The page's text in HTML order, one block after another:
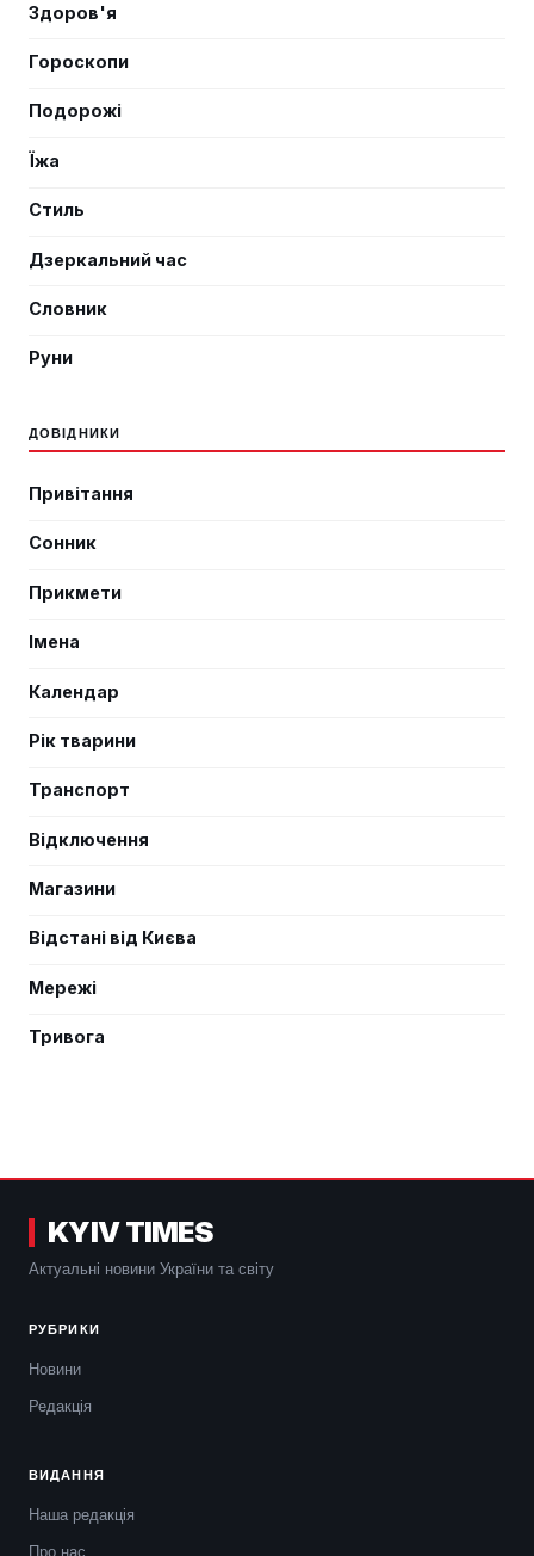
Здоров'я
Гороскопи
Подорожі
Їжа
Стиль
Дзеркальний час
Словник
Руни
ДОВІДНИКИ
Привітання
Сонник
Прикмети
Імена
Календар
Рік тварини
Транспорт
Відключення
Магазини
Відстані від Києва
Мережі
Тривога
KYIV TIMES
Актуальні новини України та світу
РУБРИКИ
Новини
Редакція
ВИДАННЯ
Наша редакція
Про нас